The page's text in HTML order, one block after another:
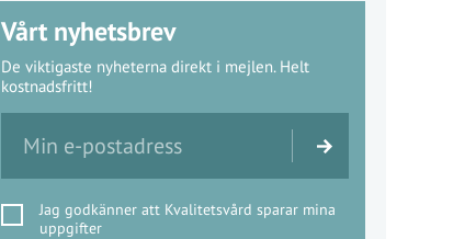
Vårt nyhetsbrev
De viktigaste nyheterna direkt i mejlen. Helt
kostnadsfritt!
Jag godkänner att Kvalitetsvård sparar mina
uppgifter